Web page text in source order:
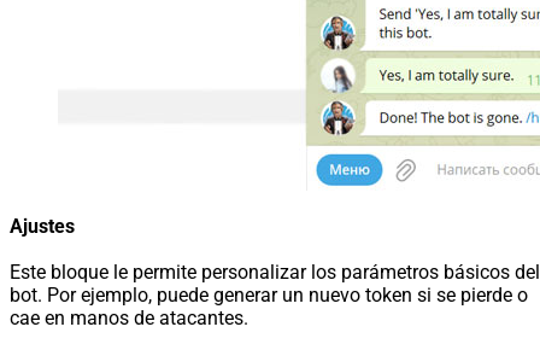
Ajustes
Este bloque le permite personalizar los parámetros básicos del
bot. Por ejemplo, puede generar un nuevo token si se pierde o
cae en manos de atacantes.